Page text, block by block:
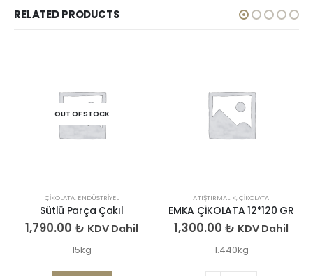
RELATED PRODUCTS
OUT OF STOCK
ÇIKOLATA, ENDÜSTRIYEL
Sütlü Parça Çakıl
1,790.00 ₺ KDV Dahil
15kg
ATIŞTIRMALIK,ÇIKOLATA
EMKA ÇİKOLATA 12*120 GR
1,300.00 ₺ KDV Dahil
1.440kg